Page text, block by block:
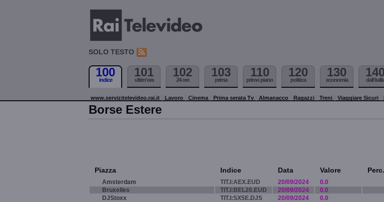
SOLO TESTO
100
indice
101
ultim'ora
102
24 ore
103
prima
110
primo piano
120
politica
130
economia
140
www.servizitelevideo.rai.it Lavoro Cinema Prima serata Tv Almanacco Ragazzi Treni Viaggiare Sicuri
Borse Estere
Piazza Indice Data Valore Perc.
Amsterdam TIT.I:AEX.EUD 20/09/2024 0.0
Bruxelles
TIT.I:BEL20.EUD 20/09/2024 0.0
DJStoxx
TIT.I:SX5E.DJS 20/09/2024 0.0